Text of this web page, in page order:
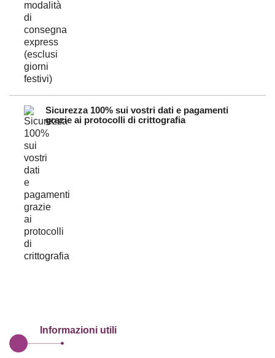
Sicurezza 100% sui vostri dati e pagamenti
grazie ai protocolli di crittografia
Informazioni utili